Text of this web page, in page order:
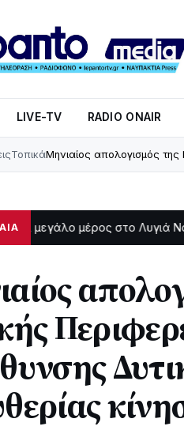
LIVE-TV RADIO ONAIR
ΤοπικάΜηνιαίος απολογισμός της
μέρος στο Λυγιά Ναυπάκτου